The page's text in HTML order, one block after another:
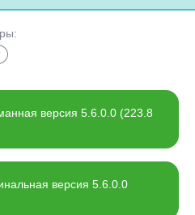
версия 5.6.0.0 (223.8
версия 5.6.0.0